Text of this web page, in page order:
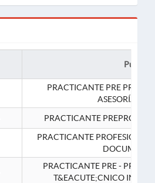
Puesto
PRACTICANTE PRE
ASESORÍA
PRACTICANTE
PRACTICANTE
PRACTICANTE PRE -
T&EACUTE;CNICO